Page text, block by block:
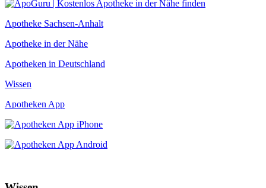
Apotheke Sachsen-Anhalt
Apotheke in der Nähe
Apotheken in Deutschland
Wissen
Apotheken App